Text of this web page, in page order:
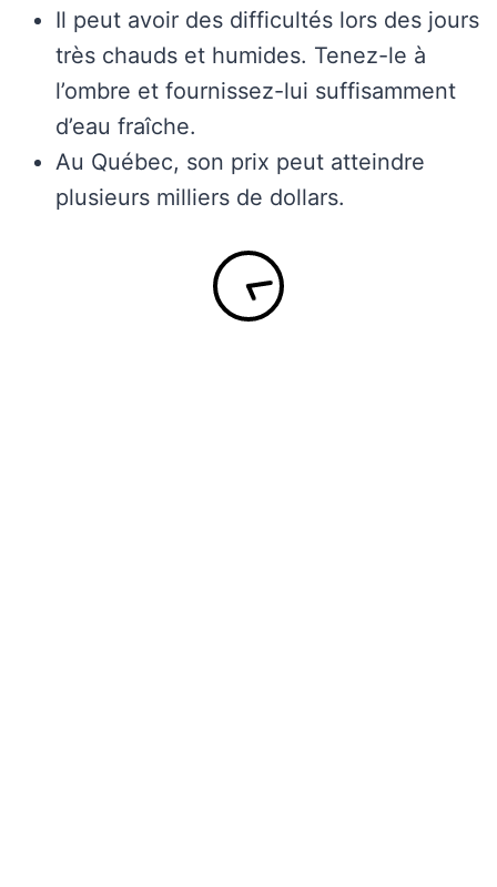
Il peut avoir des difficultés lors des jours
très chauds et humides. Tenez-le à
l’ombre et fournissez-lui suffisamment
d’eau fraîche.
Au Québec, son prix peut atteindre
plusieurs milliers de dollars.